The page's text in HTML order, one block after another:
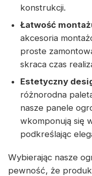
konstrukcji.
Łatwość
akcesoria
proste
skraca czas
Estetyczny
różnorodna
nasze panele
wkomponują się
podkreślając
Wybierając nasze
pewność, że